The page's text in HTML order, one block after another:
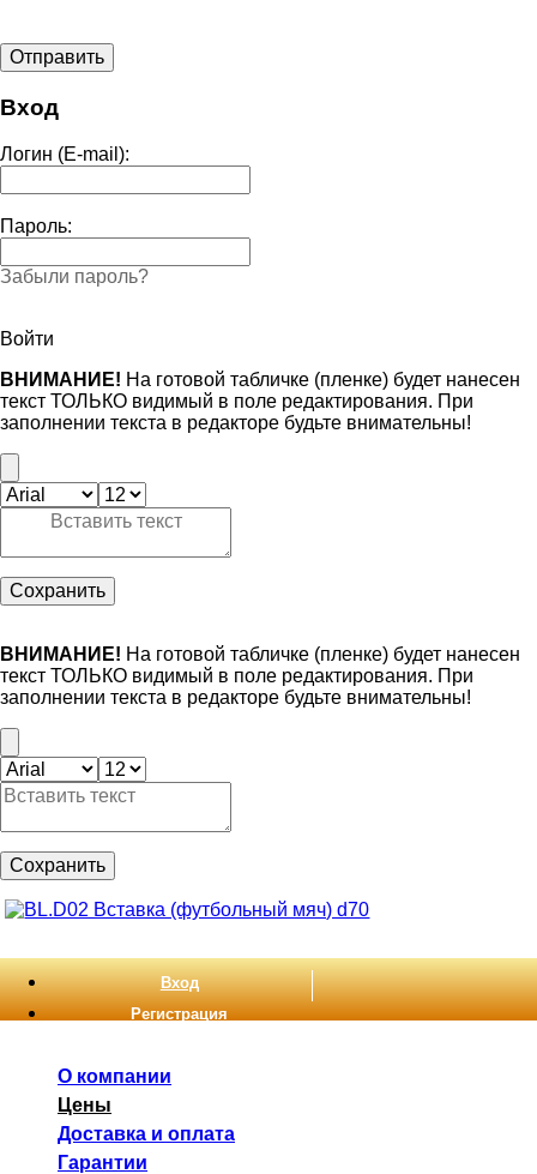
Вход
Логин (E-mail):
Пароль:
Забыли пароль?
Войти
ВНИМАНИЕ! На готовой табличке (пленке) будет нанесен
текст ТОЛЬКО видимый в поле редактирования. При
заполнении текста в редакторе будьте внимательны!
Сохранить
ВНИМАНИЕ! На готовой табличке (пленке) будет нанесен
текст ТОЛЬКО видимый в поле редактирования. При
заполнении текста в редакторе будьте внимательны!
Сохранить
Вход
Регистрация
О компании
Цены
Доставка и оплата
Гарантии